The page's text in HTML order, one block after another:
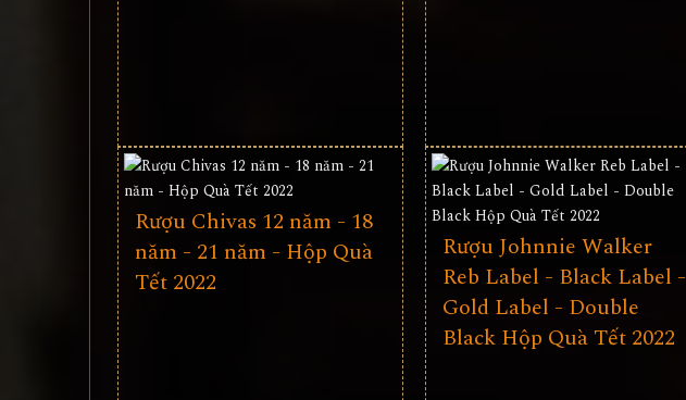
Rượu Chivas 12 năm - 18
năm - 21 năm - Hộp Quà
Tết 2022
Rượu Johnnie Walker
Reb Label - Black Label -
Gold Label - Double
Black Hộp Quà Tết 2022